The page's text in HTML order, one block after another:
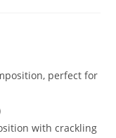
perfect for
with crackling